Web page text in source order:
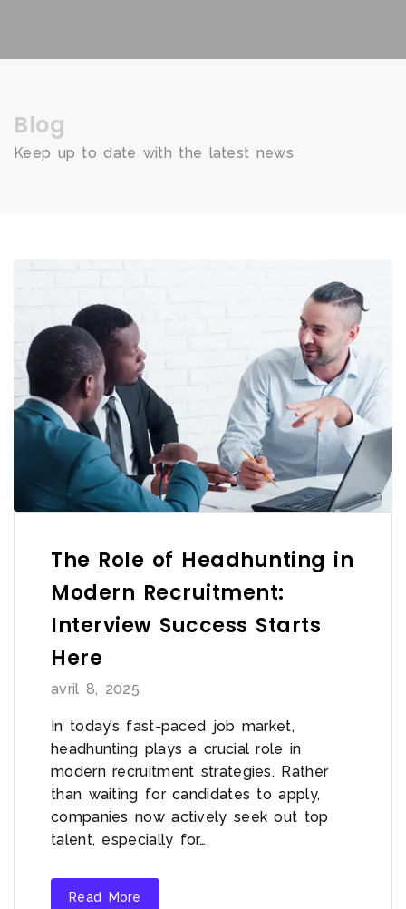
Blog
Keep up to date with the latest news
The Role of Headhunting in
Modern Recruitment:
Interview Success Starts
Here
avril 8, 2025
In today’s fast-paced job market,
headhunting plays a crucial role in
modern recruitment strategies. Rather
than waiting for candidates to apply,
companies now actively seek out top
talent, especially for…
Read More